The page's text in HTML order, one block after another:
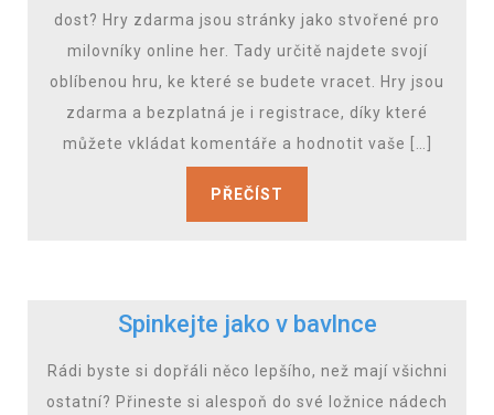
dost? Hry zdarma jsou stránky jako stvořené pro
milovníky online her. Tady určitě najdete svojí
oblíbenou hru, ke které se budete vracet. Hry jsou
zdarma a bezplatná je i registrace, díky které
můžete vkládat komentáře a hodnotit vaše […]
PŘEČÍST
Spinkejte jako v bavlnce
Rádi byste si dopřáli něco lepšího, než mají všichni
ostatní? Přineste si alespoň do své ložnice nádech